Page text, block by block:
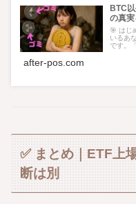
BTC
の真実
🎯 はじ
いるあ
です。
after-pos.com
✅ まとめ｜ETF上
断は別